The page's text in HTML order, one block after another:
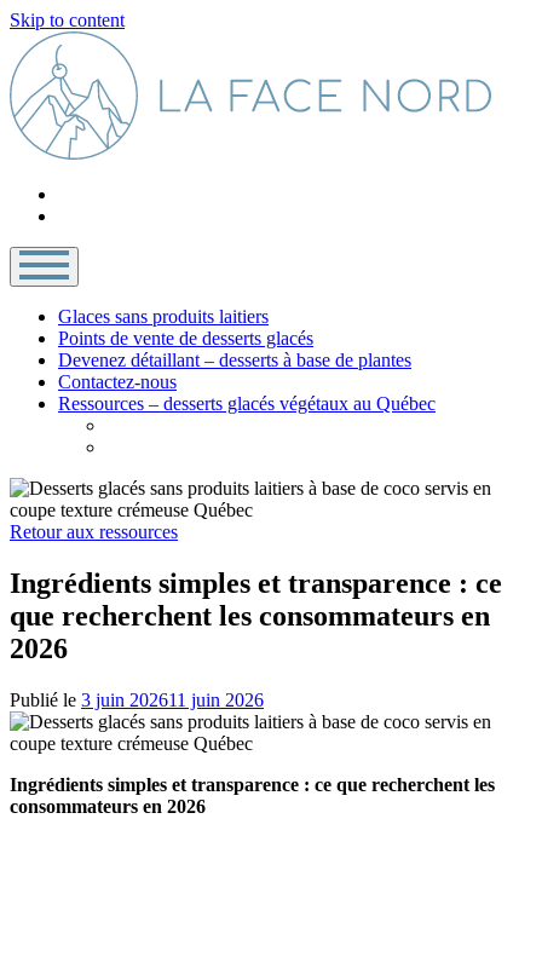
Skip to content
Glaces sans produits laitiers
Points de vente de desserts glacés
Devenez détaillant – desserts à base de plantes
Contactez-nous
Ressources – desserts glacés végétaux au Québec
Retour aux ressources
Ingrédients simples et transparence : ce
que recherchent les consommateurs en
2026
Publié le 3 juin 202611 juin 2026
Ingrédients simples et transparence : ce que recherchent les
consommateurs en 2026